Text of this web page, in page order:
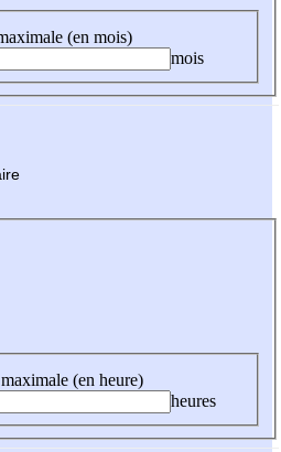
(en mois)
mois
(en heure)
heures